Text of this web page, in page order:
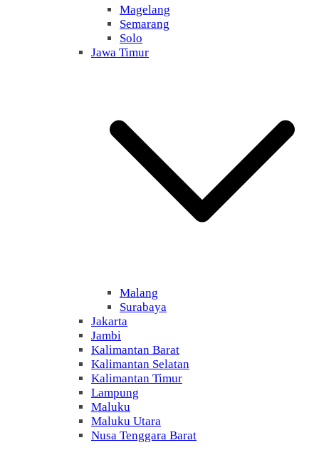
Magelang
Semarang
Solo
Jawa Timur
Malang
Surabaya
Jakarta
Jambi
Kalimantan Barat
Kalimantan Selatan
Kalimantan Timur
Lampung
Maluku
Maluku Utara
Nusa Tenggara Barat